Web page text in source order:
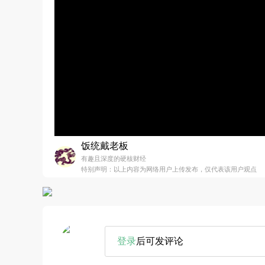
饭统戴老板
有趣且深度的硬核财经
特别声明：以上内容为网络用户上传发布，仅代表该用户观点
登录后可发评论